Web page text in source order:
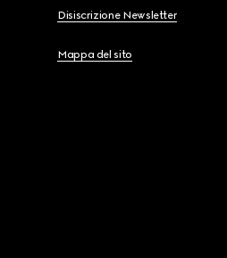
Disiscrizione Newsletter
Mappa del sito